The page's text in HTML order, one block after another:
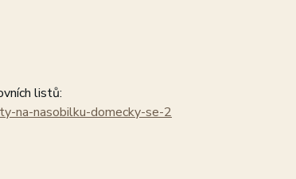
listů:
na-nasobilku-domecky-se-2